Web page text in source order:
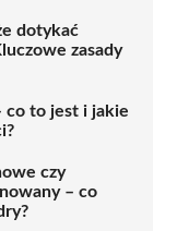
dotykać
zasady
co to jest i jakie
czy
– co